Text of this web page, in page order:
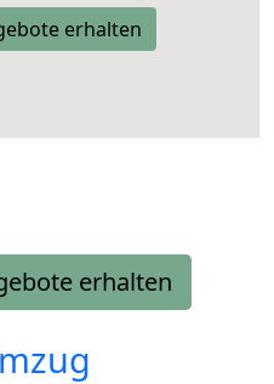
erhalten
erhalten